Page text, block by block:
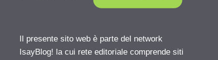
Il presente sito web è parte del network
IsayBlog! la cui rete editoriale comprende siti